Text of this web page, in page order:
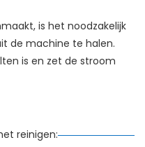
is het noodzakelijk
de machine te halen.
is en zet de stroom
reinigen: